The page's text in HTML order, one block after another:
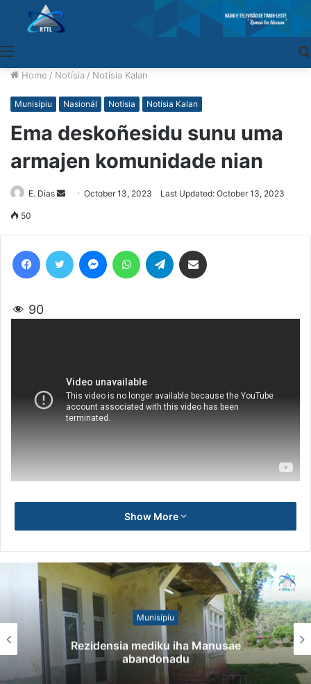
Home / Notísia / Notísia Kalan
Munisípiu Nasionál Notísia Notísia Kalan
Ema deskoñesidu sunu uma
armajen komunidade nian
E. Dias
SendOctober 13, 2023 Last Updated: October 13, 2023
50
90
Show More
Munisípiu
Rezidensia mediku iha Manusae
abandonadu